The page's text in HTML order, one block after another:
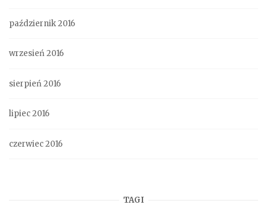
październik 2016
wrzesień 2016
sierpień 2016
lipiec 2016
czerwiec 2016
TAGI